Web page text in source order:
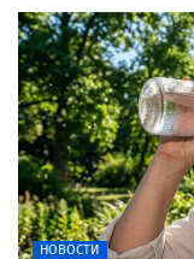
НОВОСТИ